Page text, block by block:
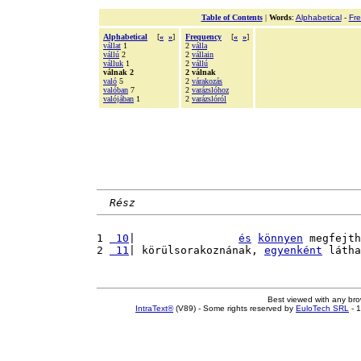
Table of Contents| Words: Alphabetical-
Alphabetical [« »]
vállat 1
vállú 2
válluk 1
válnak 2
való 5
valóban 7
valójában 1
Frequency [« »]
2 válla
2 vállain
2 vállú
2 válnak
2 várakozás
2 varázslóhoz
2 varázslóról
Rész
1 10 és könnyen
2
11 | körülsorakoznának, egyenként
Best viewed with any
IntraText®(V89) - Some rights reserved by EuloTech SRL -